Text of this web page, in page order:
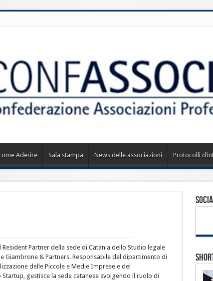
Aderire Sala stampa News delle associazioni Protocolli
Resident Partner della sede di Catania dello Studio legale
Giambrone & Partners. Responsabile del dipartimento di
delle Piccole e Medie Imprese e del
gestisce la sede catanese svolgendo il ruolo di